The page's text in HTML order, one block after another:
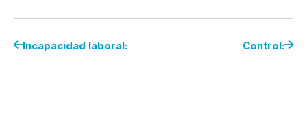
Incapacidad laboral: Control: